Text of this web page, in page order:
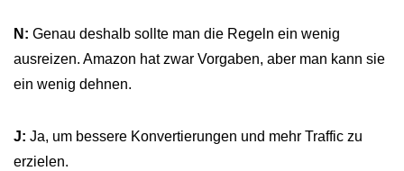
N: Genau deshalb sollte man die Regeln ein wenig
ausreizen. Amazon hat zwar Vorgaben, aber man kann sie
ein wenig dehnen.
J: Ja, um bessere Konvertierungen und mehr Traffic zu
erzielen.